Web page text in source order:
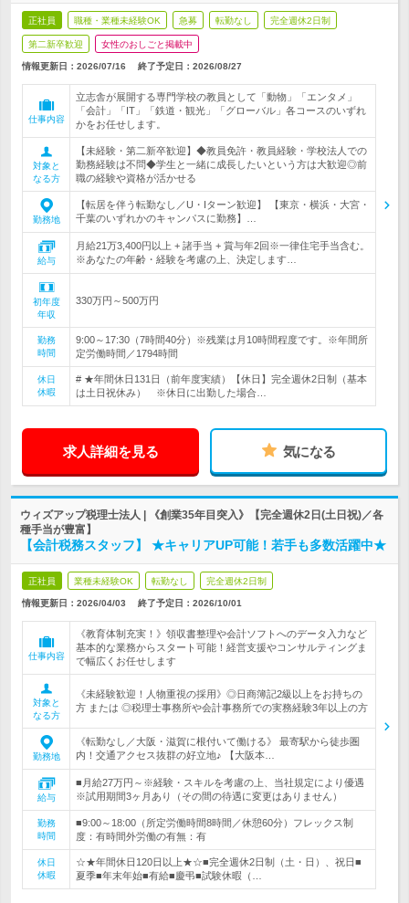
正社員 職種・業種未経験OK 急募 転勤なし 完全週休2日制
第二新卒歓迎 女性のおしごと掲載中
情報更新日：2026/07/16 終了予定日： 2026/08/27
仕事内容
立志舎が展開する専門学校の教員として「動物」「エンタメ」
「会計」「IT」「鉄道・観光」「グローバル」各コースのいずれ
かをお任せします。
対象と
なる方
【未経験・第二新卒歓迎】◆教員免許・教員経験・学校法人での
勤務経験は不問◆学生と一緒に成長したいという方は大歓迎◎前
職の経験や資格が活かせる
勤務地
【転居を伴う転勤なし／U・Iターン歓迎】 【東京・横浜・大宮・
千葉のいずれかのキャンパスに勤務】…
給与
月給21万3,400円以上 + 諸手当 + 賞与年2回※一律住宅手当含む。
※あなたの年齢・経験を考慮の上、決定します…
初年度
年収
330万円～500万円
勤務
時間
9:00～17:30（7時間40分）※残業は月10時間程度です。※年間所
定労働時間／1794時間
休日
休暇
# ★年間休日131日（前年度実績）【休日】完全週休2日制（基本
は土日祝休み） ※休日に出勤した場合…
求人詳細を見る 気になる
ウィズアップ税理士法人 | 《創業35年目突入》【完全週休2日(土日祝)／各
種手当が豊富】
【会計税務スタッフ】 ★キャリアUP可能！若手も多数活躍中★
正社員 業種未経験OK 転勤なし 完全週休2日制
情報更新日：2026/04/03 終了予定日： 2026/10/01
仕事内容
《教育体制充実！》領収書整理や会計ソフトへのデータ入力など
基本的な業務からスタート可能！経営支援やコンサルティングま
で幅広くお任せします
対象と
なる方
《未経験歓迎！人物重視の採用》◎日商簿記2級以上をお持ちの
方 または ◎税理士事務所や会計事務所での実務経験3年以上の方
勤務地
《転勤なし／大阪・滋賀に根付いて働ける》 最寄駅から徒歩圏
内！交通アクセス抜群の好立地♪ 【大阪本…
給与
■月給27万円～※経験・スキルを考慮の上、当社規定により優遇
※試用期間3ヶ月あり（その間の待遇に変更はありません）
勤務
時間
■9:00～18:00（所定労働時間8時間／休憩60分）フレックス制
度：有時間外労働の有無：有
休日
休暇
☆★年間休日120日以上★☆■完全週休2日制（土・日）、祝日■
夏季■年末年始■有給■慶弔■試験休暇（…